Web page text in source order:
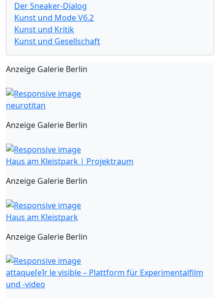
Der Sneaker-Dialog
Kunst und Mode V6.2
Kunst und Kritik
Kunst und Gesellschaft
Anzeige Galerie Berlin
neurotitan
Anzeige Galerie Berlin
Haus am Kleistpark | Projektraum
Anzeige Galerie Berlin
Haus am Kleistpark
Anzeige Galerie Berlin
attaque[e]r le visible – Plattform für Experimentalfilm
und -video